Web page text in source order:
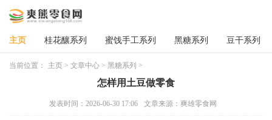
主页 桂花釀系列 蜜饯手工系列 黑糖系列 豆干系列
当前位置： 主页 > 文章中心 > 黑糖系列 >
怎样用土豆做零食
发表时间：2026-06-30 17:06 文章来源：爽雄零食网